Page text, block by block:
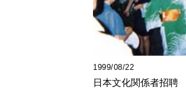
1999/08/22
日本文化関係者招聘